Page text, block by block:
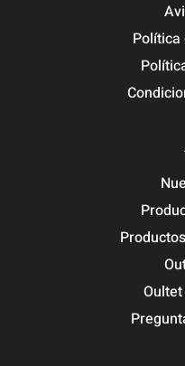
Política